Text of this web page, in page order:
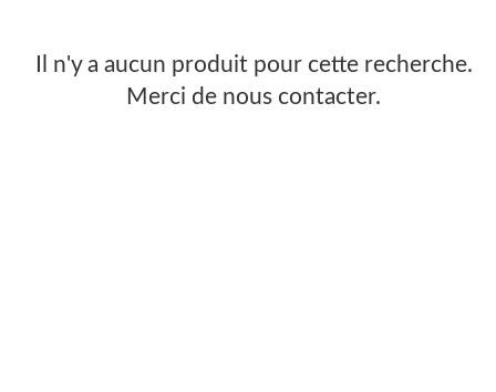
Il n'y a aucun produit pour cette recherche.
Merci de nous contacter.